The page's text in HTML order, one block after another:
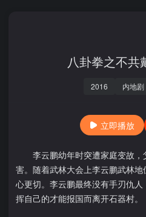
八卦拳之不共
2016 内地剧
立即播放
李云鹏幼年时突遭家庭变故，
害。随着武林大会上李云鹏武林
心更切。李云鹏最终没有手刃仇
挥自己的才能报国而离开石器村。